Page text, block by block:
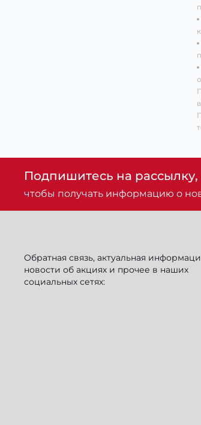
Подпишитесь на рассылку,
чтобы получать информацию о
Обратная связь, актуальная
новости об акциях и прочее в наших
социальных сетях: